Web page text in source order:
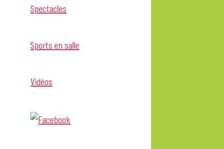
Spectacles
Sports en salle
Vidéos